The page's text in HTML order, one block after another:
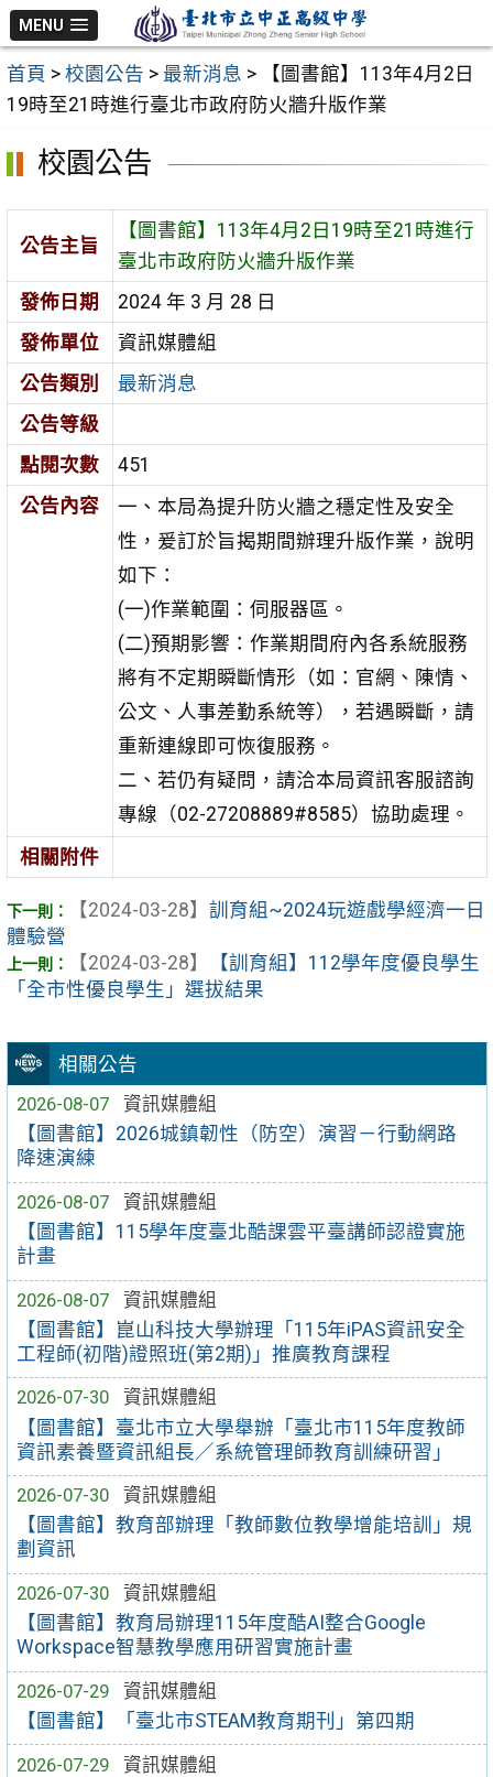
跳
至
主
要
MENU
首頁 > 校園公告 > 最新消息 >
【圖書館】113年4月2日
19時至21時進行臺北市政府防火牆升版作業
相關公告
2026-08-07
資訊媒體組
【圖書館】2026城鎮韌性（防空）演習－行動網路
降速演練
2026-08-07
資訊媒體組
【圖書館】115學年度臺北酷課雲平臺講師認證實施
計畫
2026-08-07
資訊媒體組
【圖書館】崑山科技大學辦理「115年iPAS資訊安全
工程師(初階)證照班(第2期)」推廣教育課程
2026-07-30
資訊媒體組
【圖書館】臺北市立大學舉辦「臺北市115年度教師
資訊素養暨資訊組長／系統管理師教育訓練研習」
2026-07-30
資訊媒體組
【圖書館】教育部辦理「教師數位教學增能培訓」規
劃資訊
2026-07-30
資訊媒體組
【圖書館】教育局辦理115年度酷AI整合Google
Workspace智慧教學應用研習實施計畫
2026-07-29
資訊媒體組
【圖書館】「臺北市STEAM教育期刊」第四期
2026-07-29
資訊媒體組
校園公告
公告主旨
【圖書館】113年4月2日19時至21時進行
臺北市政府防火牆升版作業
發佈日期
2024 年 3 月 28 日
發佈單位
資訊媒體組
公告類別
最新消息
公告等級
點閱次數
451
公告內容
一、本局為提升防火牆之穩定性及安全
性，爰訂於旨揭期間辦理升版作業，說明
如下：
(一)作業範圍：伺服器區。
(二)預期影響：作業期間府內各系統服務
將有不定期瞬斷情形（如：官網、陳情、
公文、人事差勤系統等），若遇瞬斷，請
重新連線即可恢復服務。
二、若仍有疑問，請洽本局資訊客服諮詢
專線（02-27208889#8585）協助處理。
相關附件
【2024-03-28】 訓育組~2024玩遊戲學經濟一日
體驗營
【2024-03-28】
【訓育組】112學年度優良學生
「全市性優良學生」選拔結果